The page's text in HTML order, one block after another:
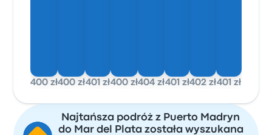
400 zł400 zł401 zł400 zł404 zł401 zł402 zł401 zł
Najtańsza podróż z Puerto Madryn
do Mar del Plata została wyszukana